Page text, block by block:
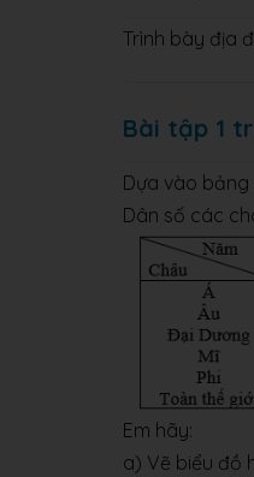
Trình bày địa
Bài tập 1
Dựa vào bảng
Dân số các
Em hãy:
a) Vẽ biểu đồ